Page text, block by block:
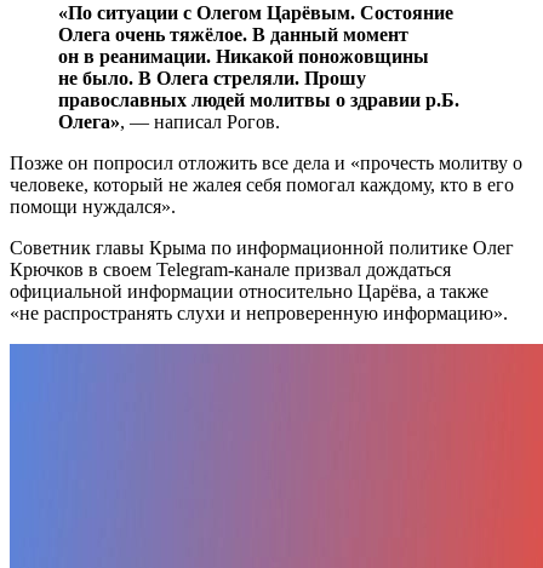
«По ситуации с Олегом Царёвым. Состояние
Олега очень тяжёлое. В данный момент
он в реанимации. Никакой поножовщины
не было. В Олега стреляли. Прошу
православных людей молитвы о здравии р.Б.
Олега», — написал Рогов.
Позже он попросил отложить все дела и «прочесть молитву о
человеке, который не жалея себя помогал каждому, кто в его
помощи нуждался».
Советник главы Крыма по информационной политике Олег
Крючков в своем Telegram-канале призвал дождаться
официальной информации относительно Царёва, а также
«не распространять слухи и непроверенную информацию».